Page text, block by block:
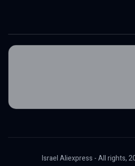
Israel Aliexpress - All rights,